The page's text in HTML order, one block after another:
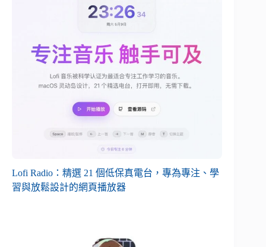
Lofi Radio：精選 21 個低保真電台，專為專注、學
習與放鬆設計的網頁播放器